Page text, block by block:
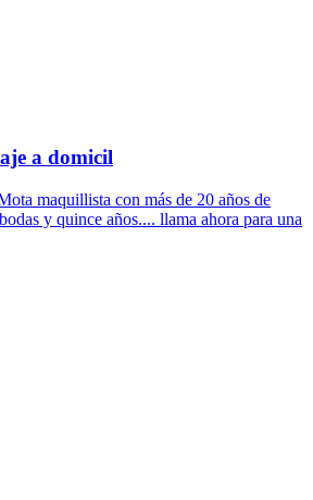
a domicil
maquillista con más de 20 años de
y quince años.... llama ahora para una